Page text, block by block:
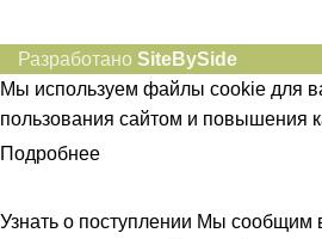
Разработано SiteBySide
Мы используем файлы cookie для
пользования сайтом и повышения
Подробнее
Узнать о поступлении Мы сообщим